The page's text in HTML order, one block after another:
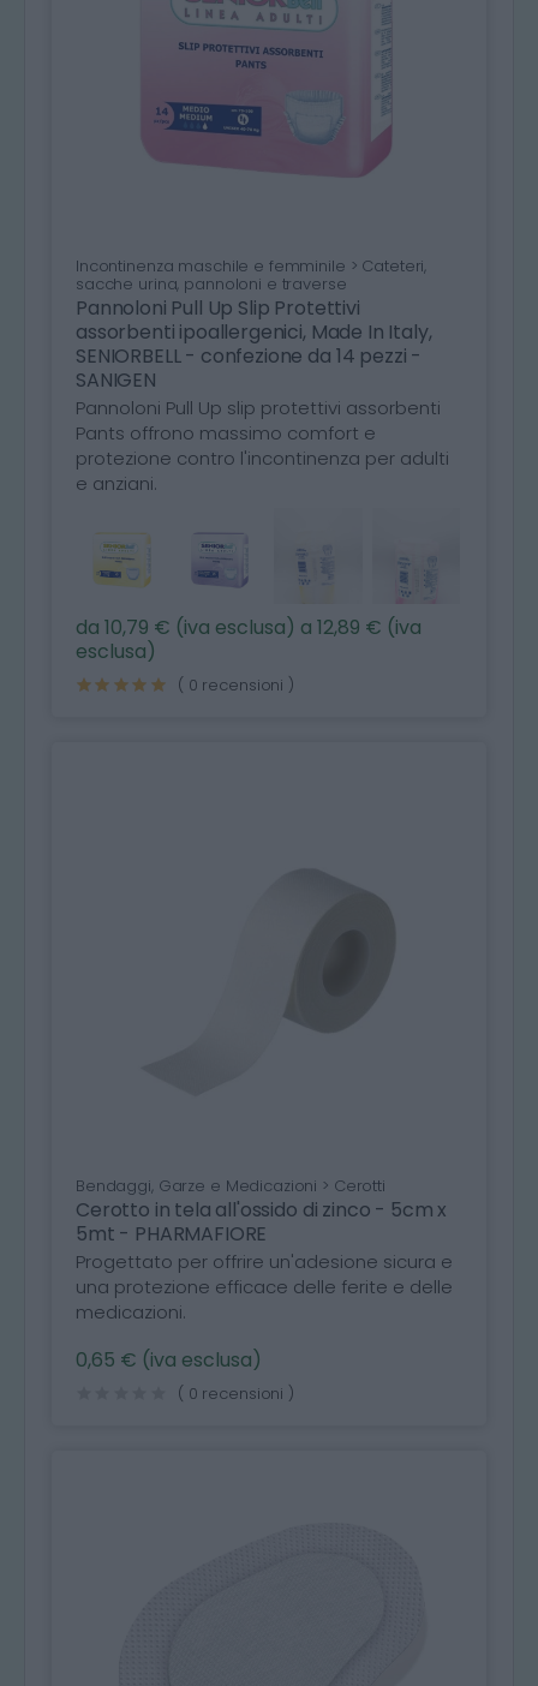
Incontinenza maschile e femminile > Cateteri,
sacche urina, pannoloni e traverse
Pannoloni Pull Up Slip Protettivi
assorbenti ipoallergenici, Made In Italy,
SENIORBELL - confezione da 14 pezzi -
SANIGEN
Pannoloni Pull Up slip protettivi assorbenti
Pants offrono massimo comfort e
protezione contro l'incontinenza per adulti
e anziani.
da 10,79 € (iva esclusa) a 12,89 € (iva
esclusa)
( 0 recensioni )
Bendaggi, Garze e Medicazioni > Cerotti
Cerotto in tela all'ossido di zinco - 5cm x
5mt - PHARMAFIORE
Progettato per offrire un'adesione sicura e
una protezione efficace delle ferite e delle
medicazioni.
0,65 € (iva esclusa)
( 0 recensioni )